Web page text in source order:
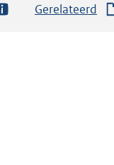
Gerelateerd